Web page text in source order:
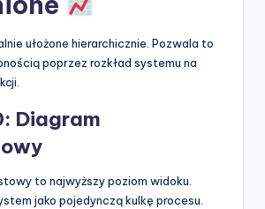
ułożone hierarchicznie. Pozwala to
poprzez rozkład systemu na
Diagram
to najwyższy poziom widoku.
jako pojedynczą kulkę procesu.